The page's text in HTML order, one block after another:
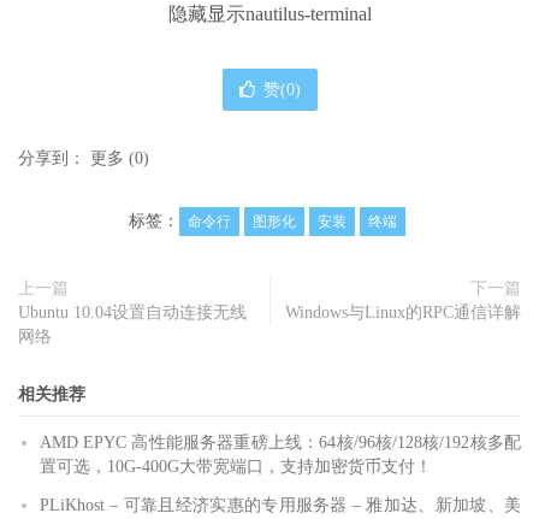
隐藏显示nautilus-terminal
赞(0)
分享到： 更多 (0)
标签： 命令行 图形化 安装 终端
上一篇
Ubuntu 10.04设置自动连接无线
网络
下一篇
Windows与Linux的RPC通信详解
相关推荐
AMD EPYC 高性能服务器重磅上线：64核/96核/128核/192核多配
置可选，10G-400G大带宽端口，支持加密货币支付！
PLiKhost – 可靠且经济实惠的专用服务器 – 雅加达、新加坡、美